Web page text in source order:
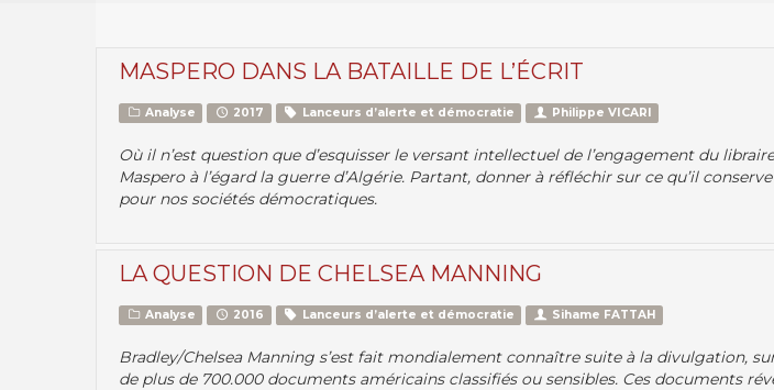
MASPERO DANS LA BATAILLE DE L’ÉCRIT
Analyse 2017 Lanceurs d’alerte et démocratie Philippe VICARI
Où il n’est question que d’esquisser le versant intellectuel de l’engagement du
Maspero à l’égard la guerre d’Algérie. Partant, donner à réfléchir sur ce qu’il
pour nos sociétés démocratiques.
LA QUESTION DE CHELSEA MANNING
Analyse 2016 Lanceurs d’alerte et démocratie Sihame FATTAH
Bradley/Chelsea Manning s’est fait mondialement connaître suite à la divulgation,
de plus de 700.000 documents américains classifiés ou sensibles. Ces documents